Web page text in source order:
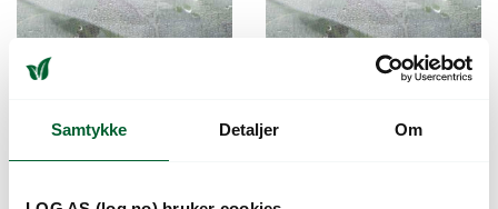
Samtykke Detaljer Om